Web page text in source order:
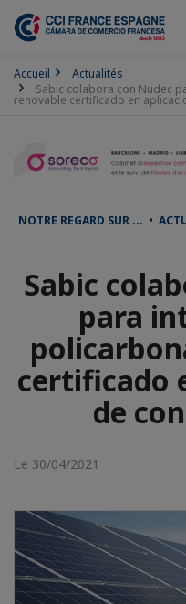
Accueil
Actualités
Sabic colabora con Nudec
renovable certificado en
NOTRE REGARD SUR ... •
Sabic
para
certificado
de
Le 30/04/2021